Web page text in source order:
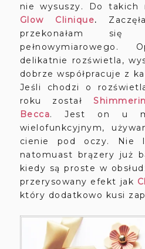
nie wysuszy. Do takich
Glow Clinique.
przekonałam się
delikatnie rozświetla,
dobrze współpracuje z
Jeśli chodzi o
roku został
Becca. Jest on u
wielofunkcyjnym,
cienie pod oczy. Nie
natomuast brązery już
kiedy są proste w
przerysowany efekt jak
który dodatkowo kusi